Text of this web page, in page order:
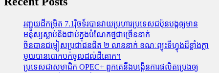
រញ្ជួយដីកម្រិត​ 7.1រ៉ិចទ័របានវាយប្រហារប្រទេសជប៉ុនបង្កឲ្យមាន
មនុស្សស្លាប់​និង​ជាប់ក្នុងបំណែកថ្មជាច្រើននាក់
ចិនបានជម្លៀសប្រជាជនជិត ២ លាននាក់ ខណៈព្យុះទីហ្វុងដ៏ខ្លាំងក្លា
មួយបានបោកបក់ចូលដល់ដីគោក។
ប្រទេសជាសមាជិក OPEC+​ ពួកគេនឹងបង្កើនការផលិតប្រេងឲ្យ